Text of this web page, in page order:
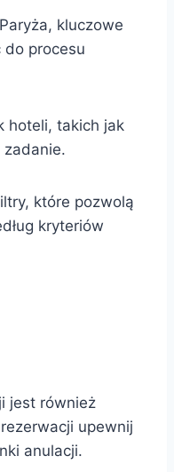
kluczowe
do procesu
hoteli, takich jak
zadanie.
które pozwolą
kryteriów
jest również
upewnij
anulacji.